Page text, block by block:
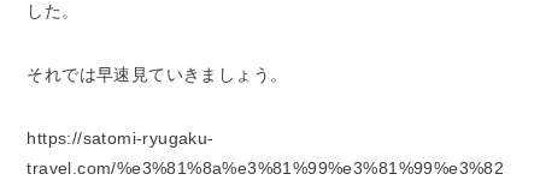
した。
それでは早速見ていきましょう。
https://satomi-ryugaku-
travel.com/%e3%81%8a%e3%81%99%e3%81%99%e3%82